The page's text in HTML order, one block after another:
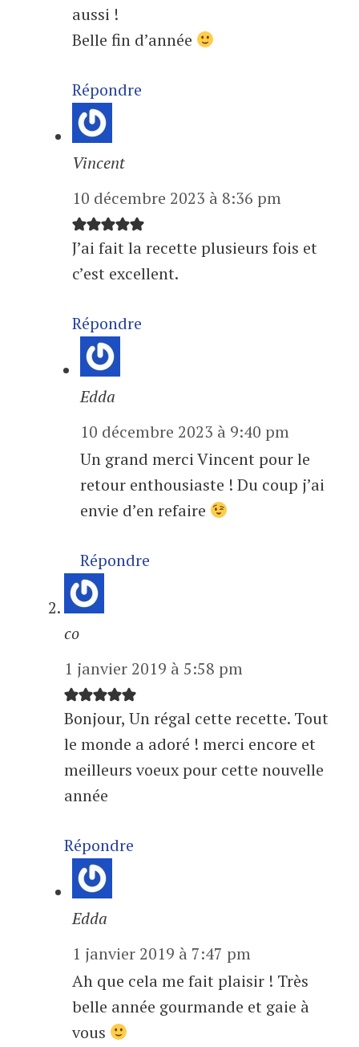
aussi !
Belle fin d’année
Répondre
Vincent
10 décembre 2023 à 8:36 pm
J’ai fait la recette plusieurs fois et
c’est excellent.
Répondre
Edda
10 décembre 2023 à 9:40 pm
Un grand merci Vincent pour le
retour enthousiaste ! Du coup j’ai
envie d’en refaire
Répondre
co
1 janvier 2019 à 5:58 pm
Bonjour, Un régal cette recette. Tout
le monde a adoré ! merci encore et
meilleurs voeux pour cette nouvelle
année
Répondre
Edda
1 janvier 2019 à 7:47 pm
Ah que cela me fait plaisir ! Très
belle année gourmande et gaie à
vous